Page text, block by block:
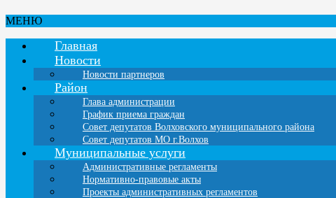
МЕНЮ
Главная
Новости
Новости партнеров
Район
Глава администрации
График приема граждан
Совет депутатов Волховского муниципального района
Совет депутатов МО г.Волхов
Муниципальные услуги
Административные регламенты
Нормативно-правовые акты
Проекты административных регламентов